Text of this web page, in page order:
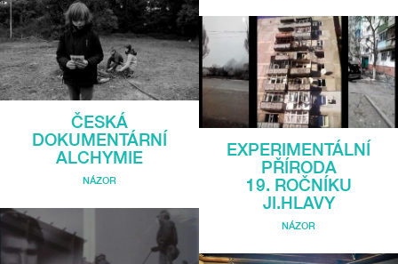
ČESKÁ
DOKUMENTÁRNÍ
ALCHYMIE
NÁZOR
EXPERIMENTÁLNÍ
PŘÍRODA
19. ROČNÍKU
JI.HLAVY
NÁZOR